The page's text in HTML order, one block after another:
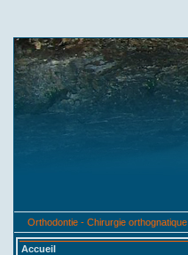
Orthodontie - Chirurgie orthognatique
Accueil